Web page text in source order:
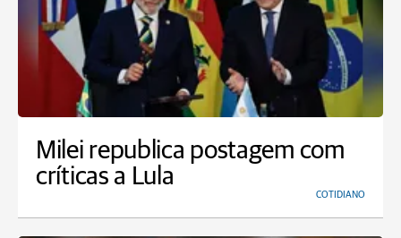
Milei republica postagem com
críticas a Lula
COTIDIANO